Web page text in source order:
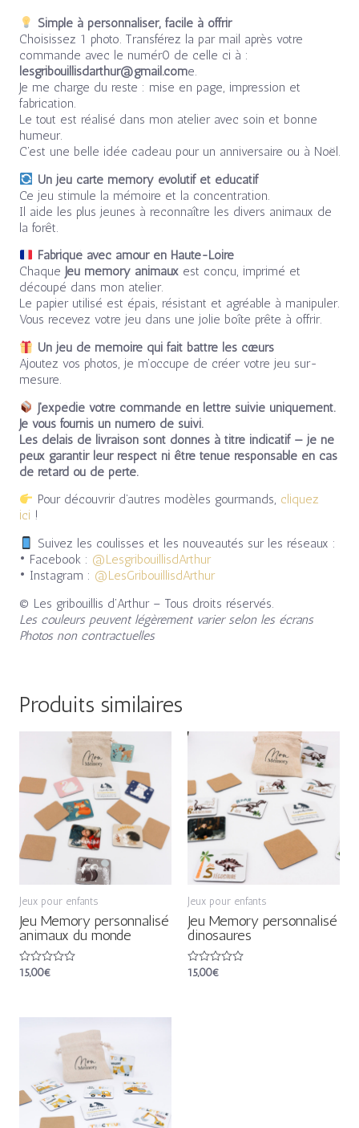
Simple à personnaliser, facile à offrir
Choisissez 1 photo. Transférez la par mail après votre
commande avec le numér0 de celle ci à :
lesgribouillisdarthur@gmail.come.
Je me charge du reste : mise en page, impression et
fabrication.
Le tout est réalisé dans mon atelier avec soin et bonne
humeur.
C’est une belle idée cadeau pour un anniversaire ou à Noël.
Un jeu carte memory évolutif et éducatif
Ce jeu stimule la mémoire et la concentration.
Il aide les plus jeunes à reconnaître les divers animaux de
la forêt.
Fabriqué avec amour en Haute-Loire
Chaque Jeu memory animauxest conçu, imprimé et
découpé dans mon atelier.
Le papier utilisé est épais, résistant et agréable à manipuler.
Vous recevez votre jeu dans une jolie boîte prête à offrir.
Un jeu de mémoire qui fait battre les cœurs
Ajoutez vos photos, je m’occupe de créer votre jeu sur-
mesure.
J’expédie votre commande en lettre suivie uniquement.
Je vous fournis un numéro de suivi.
Les délais de livraison sont donnés à titre indicatif — je ne
peux garantir leur respect ni être tenue responsable en cas
de retard ou de perte.
Pour découvrir d’autres modèles gourmands, cliquez
ici !
Suivez les coulisses et les nouveautés sur les réseaux :
• Facebook : @LesgribouillisdArthur
• Instagram : @LesGribouillisdArthur
© Les gribouillis d’Arthur – Tous droits réservés.
Les couleurs peuvent légèrement varier selon les écrans
Photos non contractuelles
Produits similaires
Jeux pour enfants
Jeu Memory personnalisé
animaux du monde
Note
15,00€
Jeux pour enfants
Jeu Memory personnalisé
dinosaures
Note
15,00€